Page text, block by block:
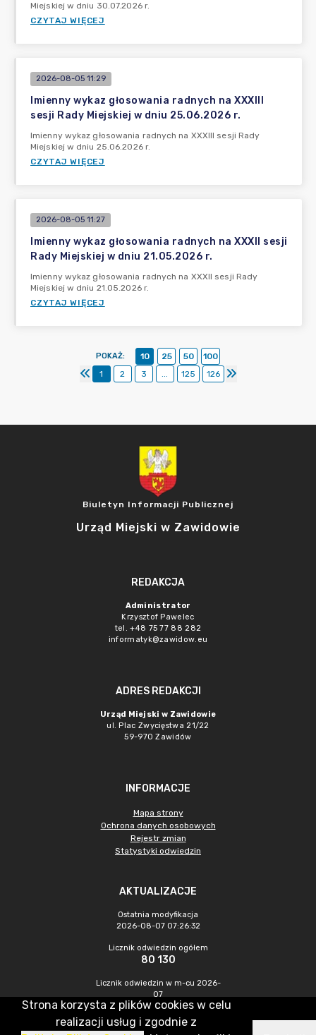
Miejskiej w dniu 30.07.2026 r.
CZYTAJ WIĘCEJ
2026-08-05 11:29
Imienny wykaz głosowania radnych na XXXIII
sesji Rady Miejskiej w dniu 25.06.2026 r.
Imienny wykaz głosowania radnych na XXXIII sesji Rady
Miejskiej w dniu 25.06.2026 r.
CZYTAJ WIĘCEJ
2026-08-05 11:27
Imienny wykaz głosowania radnych na XXXII sesji
Rady Miejskiej w dniu 21.05.2026 r.
Imienny wykaz głosowania radnych na XXXII sesji Rady
Miejskiej w dniu 21.05.2026 r.
CZYTAJ WIĘCEJ
POKAŻ: 10 25 50
100
1
2 3 ... 125 126
Biuletyn Informacji Publicznej
Urząd Miejski w Zawidowie
REDAKCJA
Administrator
Krzysztof Pawelec
tel. +48 75 77 88 282
informatyk@zawidow.eu
ADRES REDAKCJI
Urząd Miejski w Zawidowie
ul. Plac Zwycięstwa 21/22
59-970 Zawidów
INFORMACJE
Mapa strony
Ochrona danych osobowych
Rejestr zmian
Statystyki odwiedzin
AKTUALIZACJE
Ostatnia modyfikacja
2026-08-07 07:26:32
Licznik odwiedzin ogółem
80 130
Licznik odwiedzin w m-cu 2026-
07
248
Strona korzysta z plików cookies w celu
realizacji usług i zgodnie z